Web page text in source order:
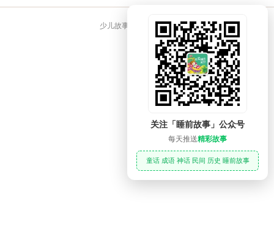
少儿故事大全 睡前故事
关注「睡前故事」公众号
每天推送精彩故事
童话 成语 神话 民间 历史 睡前故事